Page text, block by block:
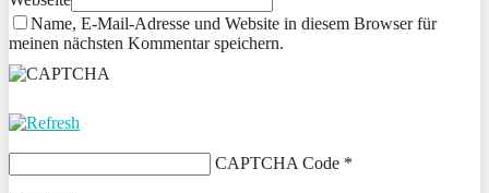
Name, E-Mail-Adresse und Website in diesem Browser für
meinen nächsten Kommentar speichern.
CAPTCHA Code *